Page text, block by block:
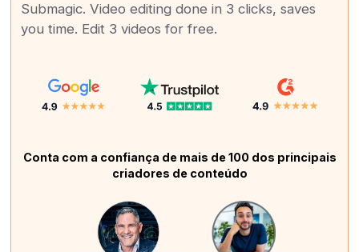
Submagic. Video editing done in 3 clicks, saves
you time. Edit 3 videos for free.
Conta com a confiança de mais de 100 dos principais
criadores de conteúdo